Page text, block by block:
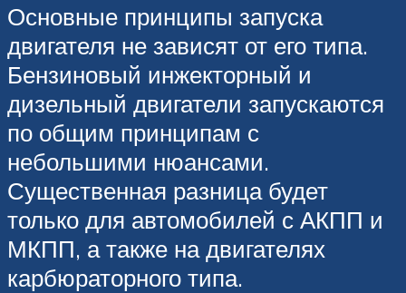
Основные принципы запуска
двигателя не зависят от его типа.
Бензиновый инжекторный и
дизельный двигатели запускаются
по общим принципам с
небольшими нюансами.
Существенная разница будет
только для автомобилей с АКПП и
МКПП, а также на двигателях
карбюраторного типа.